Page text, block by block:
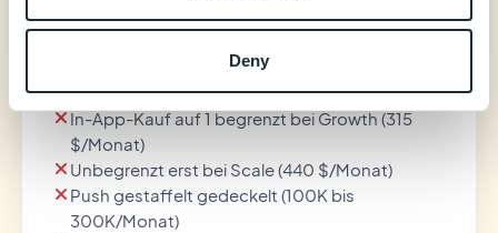
Deny
165 $
Self-Service ab 165 $/Monat (Standard)
In-App-Kauf auf 1 begrenzt bei Growth (315
$/Monat)
Unbegrenzt erst bei Scale (440 $/Monat)
Push gestaffelt gedeckelt (100K bis
300K/Monat)